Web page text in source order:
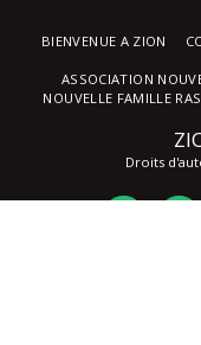
Droits
BIENVENUE A ZION
ASSOCIATION
NOUVELLE FAMILLE